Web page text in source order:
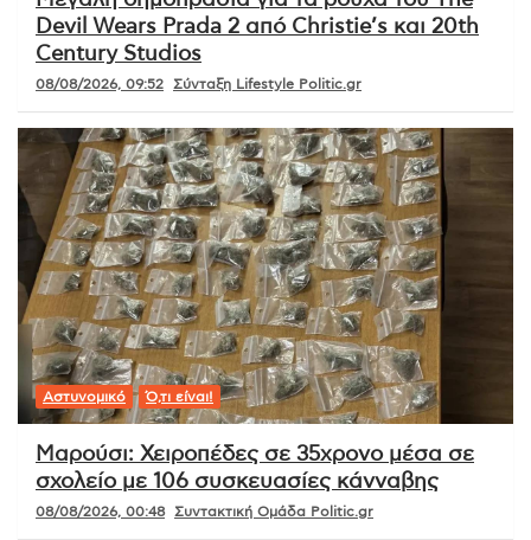
Devil Wears Prada 2 από Christie’s και 20th
Century Studios
08/08/2026, 09:52 Σύνταξη Lifestyle Politic.gr
Αστυνομικό Ό,τι είναι!
Μαρούσι: Χειροπέδες σε 35χρονο μέσα σε
σχολείο με 106 συσκευασίες κάνναβης
08/08/2026, 00:48 Συντακτική Ομάδα Politic.gr